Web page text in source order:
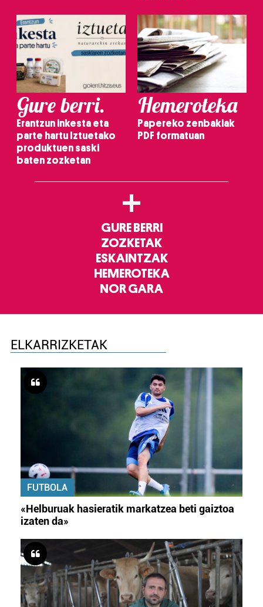
Gure berri.
Erantzun inkesta eta
parte hartu Iztuetako
produktuen saski
baten zozketan
Hemeroteka
Papereko zenbakiak
PDF formatuan
+
GURE BERRI
ZOZKETAK
ESKAINTZAK
HEMEROTEKA
NOR GARA
ELKARRIZKETAK
FUTBOLA
«Helburuak hasieratik markatzea beti gaiztoa
izaten da»